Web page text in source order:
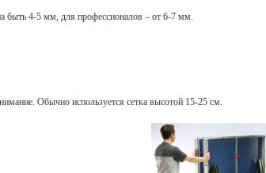
быть 4-5 мм, для профессионалов – от 6-7 мм.
Обычно используется сетка высотой 15-25 см.